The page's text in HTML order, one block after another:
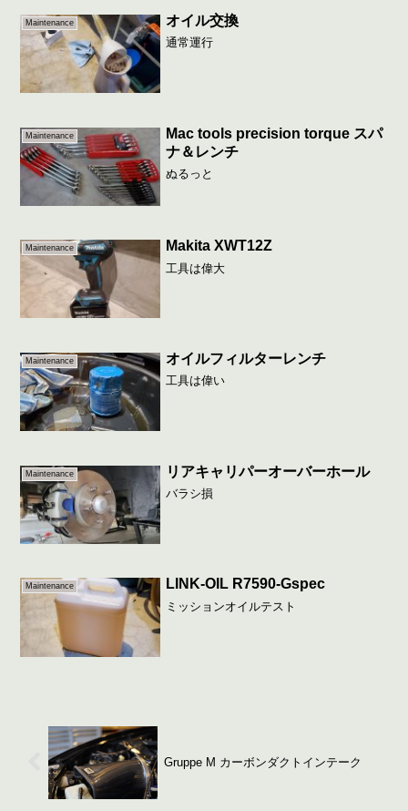
Maintenance オイル交換
通常運行
Maintenance
Mac tools precision torque スパ
ナ＆レンチ
ぬるっと
Maintenance Makita XWT12Z
工具は偉大
Maintenance オイルフィルターレンチ
工具は偉い
Maintenance リアキャリパーオーバーホール
バラシ損
Maintenance LINK-OIL R7590-Gspec
ミッションオイルテスト
Gruppe M カーボンダクトインテーク